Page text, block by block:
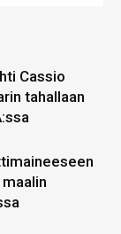
Cassio
tahallaan